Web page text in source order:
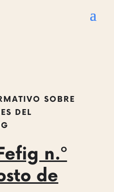
SOBRE
DEL
n.º
de